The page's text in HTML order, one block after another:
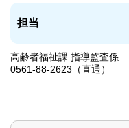
担当
高齢者福祉課 指導監査係
0561-88-2623（直通）